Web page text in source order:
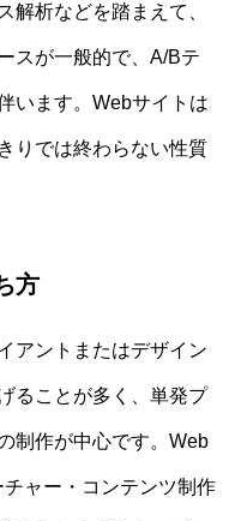
解析などを踏まえて、
スが一般的で、A/Bテ
います。Webサイトは
りでは終わらない性質
方
アントまたはデザイン
ることが多く、単発プ
制作が中心です。Web
ャー・コンテンツ制作